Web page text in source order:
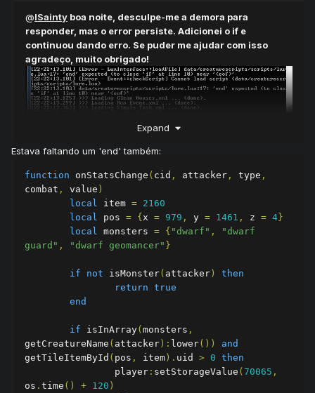
@lSainty boa noite, desculpe-me a demora para
responder, mas o error persiste. Adicionei o if e
continuou dando erro. Se puder me ajudar com isso
agradeço, muito obrigado!
Expand
Estava faltando um 'end' também:
function onStatsChange ( cid , attacker , type ,
combat , value )
local
item = 2160
local
pos = { x = 979 , y = 1461 , z = 4 }
local
monsters = { "dwarf" ,
"dwarf
guard" , "dwarf geomancer" }
if not isMonster( attacker )
then
return true
end
if isInArray( monsters ,
getCreatureName ( attacker ): lower())
and
getTileItemById ( pos , item ). uid > 0 then
		player
: setStorageValue ( 70065 ,
os . time () + 120 )